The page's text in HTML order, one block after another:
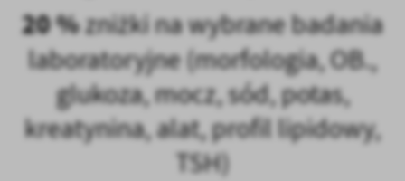
20 %zniżki na wybrane badania
laboratoryjne (morfologia, OB.,
glukoza, mocz, sód, potas,
kreatynina, alat, profil lipidowy,
TSH)